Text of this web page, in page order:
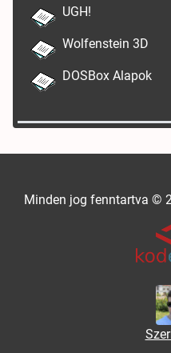
UGH!
Wolfenstein 3D
DOSBox Alapok
Minden jog fenntartva ©